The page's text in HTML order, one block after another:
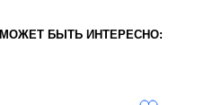
БЫТЬ ИНТЕРЕСНО: